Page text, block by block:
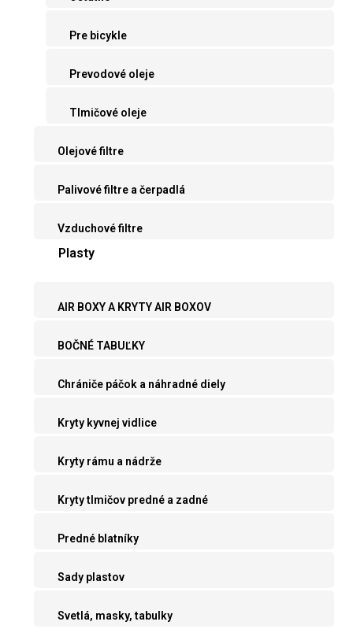
Pre bicykle
Prevodové oleje
Tlmičové oleje
Olejové filtre
Palivové filtre a čerpadlá
Vzduchové filtre
Plasty
AIR BOXY A KRYTY AIR BOXOV
BOČNÉ TABUĽKY
Chrániče páčok a náhradné diely
Kryty kyvnej vidlice
Kryty rámu a nádrže
Kryty tlmičov predné a zadné
Predné blatníky
Sady plastov
Svetlá, masky, tabulky